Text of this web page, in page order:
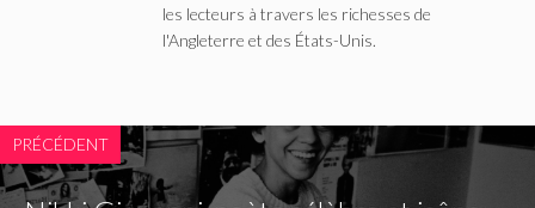
les lecteurs à travers les richesses de
l'Angleterre et des États-Unis.
PRÉCÉDENT